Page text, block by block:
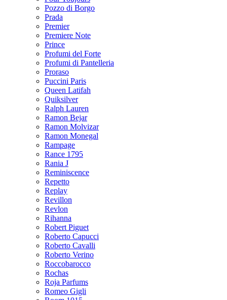
Pozzo di Borgo
Prada
Premier
Premiere Note
Prince
Profumi del Forte
Profumi di Pantelleria
Proraso
Puccini Paris
Queen Latifah
Quiksilver
Ralph Lauren
Ramon Bejar
Ramon Molvizar
Ramon Monegal
Rampage
Rance 1795
Rania J
Reminiscence
Repetto
Replay
Revillon
Revlon
Rihanna
Robert Piguet
Roberto Capucci
Roberto Cavalli
Roberto Verino
Roccobarocco
Rochas
Roja Parfums
Romeo Gigli